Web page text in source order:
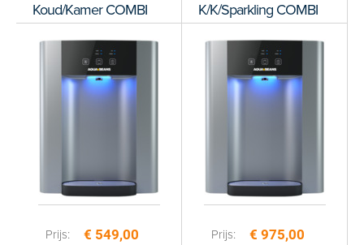
Koud/Kamer COMBI
Prijs: € 549,00
K/K/Sparkling COMBI
Prijs: € 975,00